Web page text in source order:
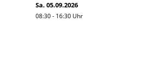
Sa. 05.09.2026
08:30 - 16:30 Uhr